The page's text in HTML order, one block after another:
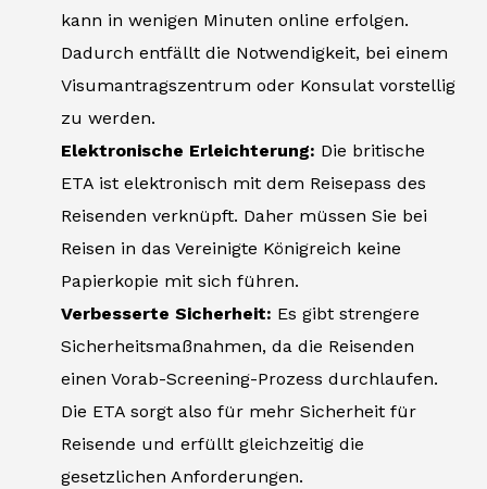
kann in wenigen Minuten online erfolgen.
Dadurch entfällt die Notwendigkeit, bei einem
Visumantragszentrum oder Konsulat vorstellig
zu werden.
Elektronische Erleichterung: Die britische
ETA ist elektronisch mit dem Reisepass des
Reisenden verknüpft. Daher müssen Sie bei
Reisen in das Vereinigte Königreich keine
Papierkopie mit sich führen.
Verbesserte Sicherheit: Es gibt strengere
Sicherheitsmaßnahmen, da die Reisenden
einen Vorab-Screening-Prozess durchlaufen.
Die ETA sorgt also für mehr Sicherheit für
Reisende und erfüllt gleichzeitig die
gesetzlichen Anforderungen.